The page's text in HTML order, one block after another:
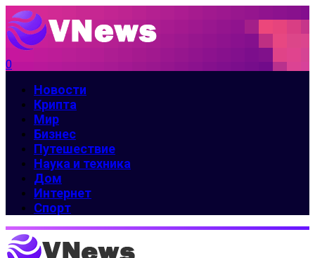
0
Новости
Крипта
Мир
Бизнес
Путешествие
Наука и техника
Дом
Интернет
Спорт